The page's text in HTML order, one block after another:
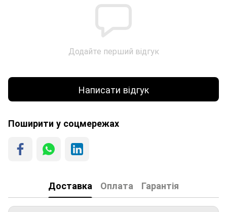
Додайте перший відгук
Написати відгук
Поширити у соцмережах
Доставка Оплата Гарантія